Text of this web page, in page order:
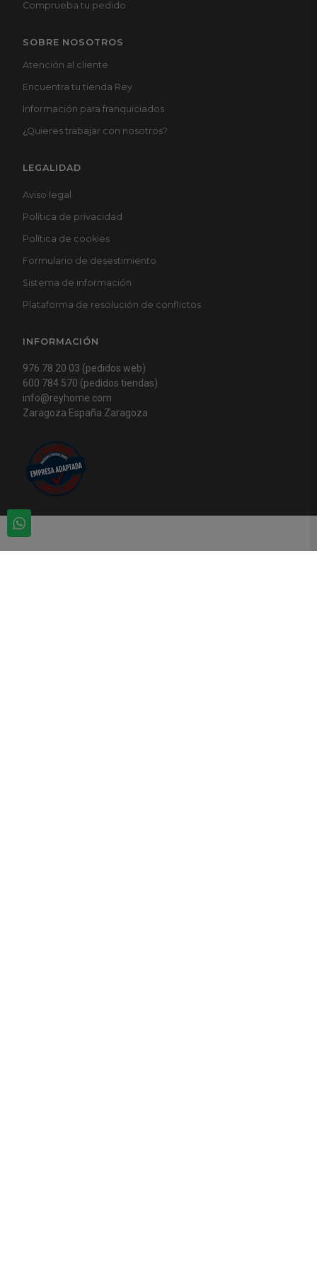
Comprueba tu pedido
SOBRE NOSOTROS
Atención al cliente
Encuentra tu tienda Rey
Información para franquiciados
¿ Quieres trabajar con nosotros?
LEGALIDAD
Aviso legal
Política de privacidad
Política de cookies
Formulario de desestimiento
Sistema de información
Plataforma de resolución de conflictos
INFORMACIÓN
976 78 20 03 (pedidos web)
600 784 570 (pedidos tiendas)
info@reyhome.com
Zaragoza España Zaragoza